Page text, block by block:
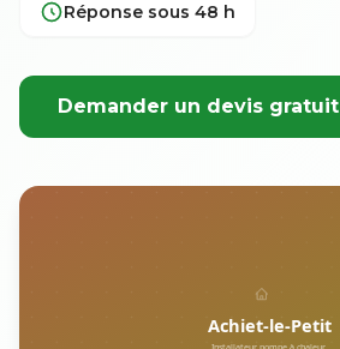
Réponse sous 48 h
Demander un devis gratuit